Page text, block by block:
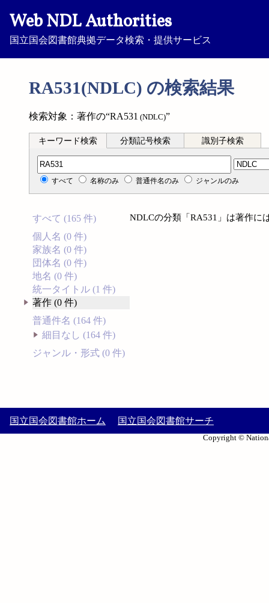
Web NDL Authorities
国立国会図書館典拠データ検索・提供サービス
RA531(NDLC) の検索結果
検索対象：著作の“RA531 (NDLC)”
キーワード検索 分類記号検索 識別子検索
分類記号検索
すべて 名称のみ 普通件名のみ ジャンルのみ
すべて (165 件)
個人名 (0 件)
家族名 (0 件)
団体名 (0 件)
地名 (0 件)
統一タイトル (1 件)
著作 (0 件)
普通件名 (164 件)
細目なし (164 件)
ジャンル・形式 (0 件)
NDLCの分類「RA531」は著作に
国立国会図書館ホーム 国立国会図書館サーチ
Copyright ©